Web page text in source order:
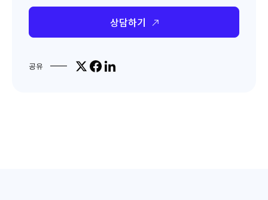
상담하기
공유 Share on X
Share on Facebook
Share on LinkedIn